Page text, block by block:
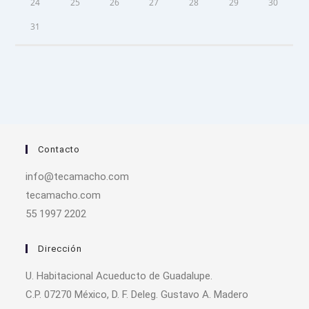
24 25 26 27 28 29 30
31
Contacto
info@tecamacho.com
tecamacho.com
55 1997 2202
Dirección
U. Habitacional Acueducto de Guadalupe.
C.P. 07270 México, D. F. Deleg. Gustavo A. Madero